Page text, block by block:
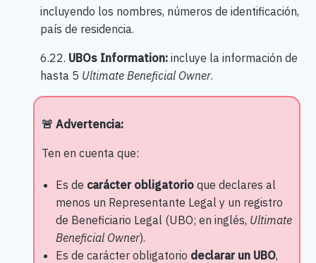
incluyendo los nombres, números de identificación,
país de residencia.
6.22. UBOs Information:incluye la información de
hasta 5 Ultimate Beneficial Owner.
🚨 Advertencia:
Ten en cuenta que:
Es de carácter obligatorioque declares al
menos un Representante Legal y un registro
de Beneficiario Legal (UBO; en inglés, Ultimate
Beneficial Owner).
Es de carácter obligatorio declarar un UBO,